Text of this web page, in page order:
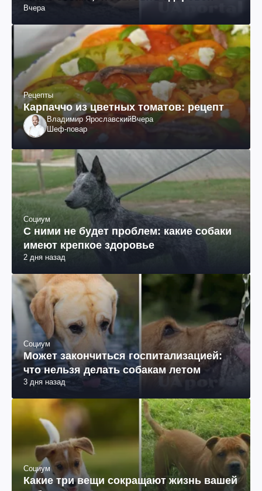
Вчера
Рецепты
Карпаччо из цветных томатов: рецепт
Владимир ЯрославскийВчера
Шеф-повар
Социум
С ними не будет проблем: какие собаки
имеют крепкое здоровье
2 дня назад
Социум
Может закончиться госпитализацией:
что нельзя делать собакам летом
3 дня назад
Социум
Какие три вещи сокращают жизнь вашей